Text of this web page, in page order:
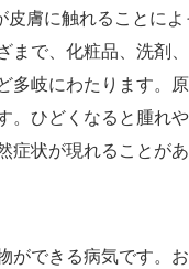
皮膚に触れることに
まで、化粧品、洗剤
多岐にわたります。
。ひどくなると腫れ
症状が現れることが
ができる病気です。